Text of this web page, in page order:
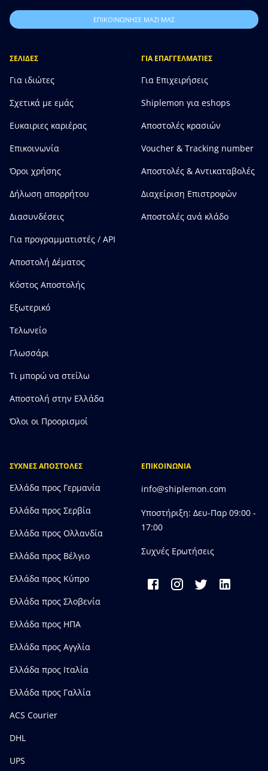
ΕΠΙΚΟΙΝΩΝΗΣΕ ΜΑΖΙ ΜΑΣ
ΣΕΛΙΔΕΣ
Για ιδιώτες
Σχετικά με εμάς
Ευκαιριες καριέρας
Επικοινωνία
Όροι χρήσης
Δήλωση απορρήτου
Διασυνδέσεις
Για προγραμματιστές / API
Αποστολή Δέματος
Κόστος Αποστολής
Εξωτερικό
Τελωνείο
Γλωσσάρι
Τι μπορώ να στείλω
Αποστολή στην Ελλάδα
Όλοι οι Προορισμοί
ΓΙΑ ΕΠΑΓΓΕΛΜΑΤΙΕΣ
Για Επιχειρήσεις
Shiplemon για eshops
Αποστολές κρασιών
Voucher & Tracking number
Αποστολές & Αντικαταβολές
Διαχείριση Επιστροφών
Αποστολές ανά κλάδο
ΣΥΧΝΕΣ ΑΠΟΣΤΟΛΕΣ
Ελλάδα προς Γερμανία
Ελλάδα προς Σερβία
Ελλάδα προς Ολλανδία
Ελλάδα προς Bέλγιο
Ελλάδα προς Κύπρο
Ελλάδα προς Σλοβενία
Ελλάδα προς ΗΠΑ
Ελλάδα προς Αγγλία
Ελλάδα προς Ιταλία
Ελλάδα προς Γαλλία
ACS Courier
DHL
UPS
ΕΠΙΚΟΙΝΩΝΙΑ
info@shiplemon.com
Υποστήριξη: Δευ-Παρ 09:00 -
17:00
Συχνές Ερωτήσεις